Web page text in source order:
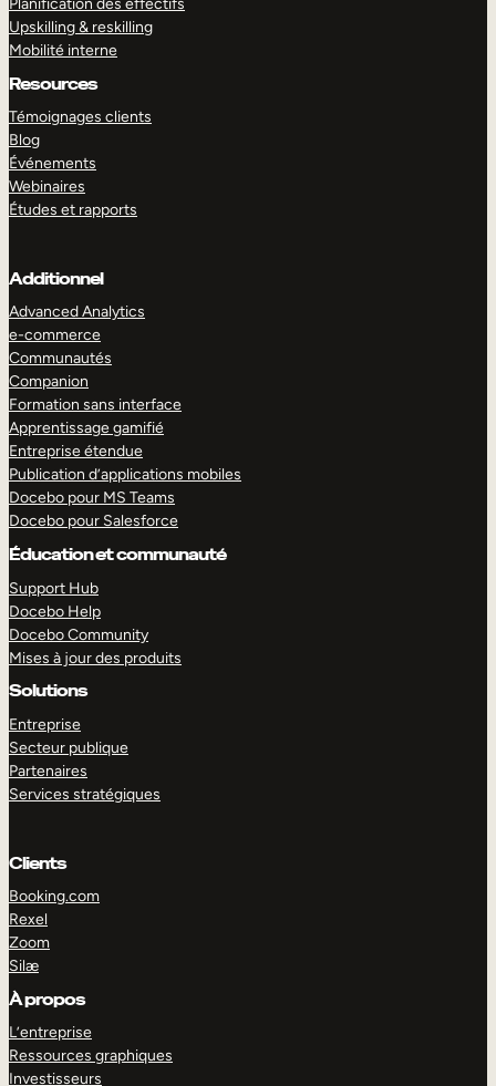
Planification des effectifs
Upskilling & reskilling
Mobilité interne
Resources
Témoignages clients
Blog
Événements
Webinaires
Études et rapports
Additionnel
Advanced Analytics
e-commerce
Communautés
Companion
Formation sans interface
Apprentissage gamifié
Entreprise étendue
Publication d’applications mobiles
Docebo pour MS Teams
Docebo pour Salesforce
Éducation et communauté
Support Hub
Docebo Help
Docebo Community
Mises à jour des produits
Solutions
Entreprise
Secteur publique
Partenaires
Services stratégiques
Clients
Booking.com
Rexel
Zoom
Silæ
À propos
L’entreprise
Ressources graphiques
Investisseurs